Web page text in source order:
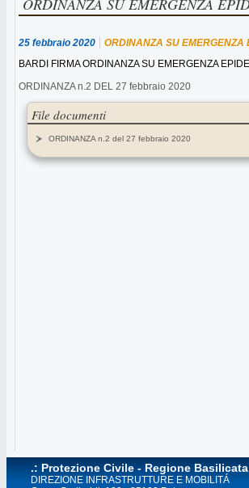
ORDINANZA SU EMERGENZA
25 febbraio 2020
ORDINANZA SU EMERGENZA
BARDI FIRMA ORDINANZA SU EMERGENZA
ORDINANZA n.2 DEL 27 febbraio 2020
File documenti
ORDINANZA n.2 del 27 febbraio 2020
.: Protezione Civile - Regione
DIREZIONE INFRASTRUTTURE E MOBILITÁ